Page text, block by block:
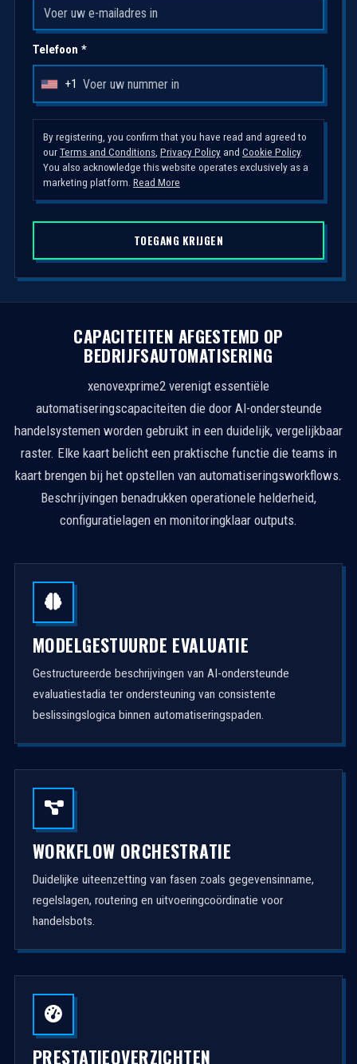
Telefoon *
U
n
i
t
e
a
t
+1
By registering, you confirm that you have read and agreed to
ourTerms and Conditions, Privacy Policyand Cookie Policy.
You also acknowledge this website operates exclusively as a
marketing platform. Read More
TOEGANG KRIJGEN
CAPACITEITEN AFGESTEMD OP
BEDRIJFSAUTOMATISERING
xenovexprime2 verenigt essentiële
automatiseringscapaciteiten die door AI-ondersteunde
handelsystemen worden gebruikt in een duidelijk, vergelijkbaar
raster. Elke kaart belicht een praktische functie die teams in
kaart brengen bij het opstellen van automatiseringsworkflows.
Beschrijvingen benadrukken operationele helderheid,
configuratielagen en monitoringklaar outputs.
MODELGESTUURDE EVALUATIE
Gestructureerde beschrijvingen van AI-ondersteunde
evaluatiestadia ter ondersteuning van consistente
beslissingslogica binnen automatiseringspaden.
WORKFLOW ORCHESTRATIE
Duidelijke uiteenzetting van fasen zoals gegevensinname,
regelslagen, routering en uitvoeringcoördinatie voor
handelsbots.
PRESTATIEOVERZICHTEN